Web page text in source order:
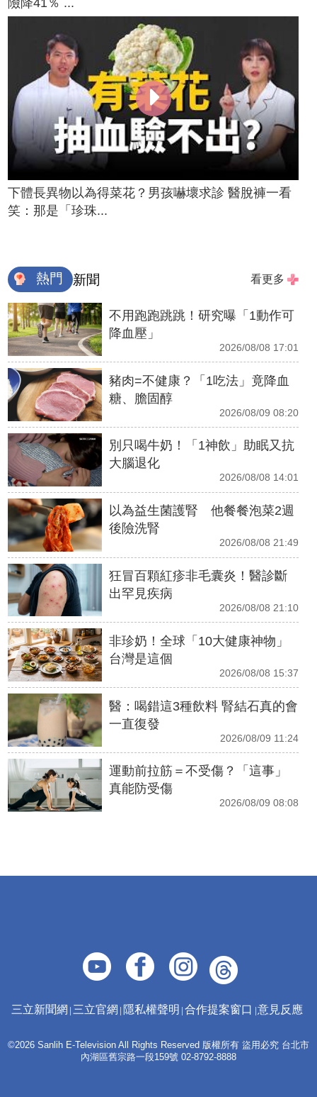
險降41％ ...
下體長異物以為得菜花？男孩嚇壞求診 醫脫褲一看
笑：那是「珍珠...
熱門 新聞 看更多
不用跑跑跳跳！研究曝「1動作可
降血壓」
2026/08/08 17:01
豬肉=不健康？「1吃法」竟降血
糖、膽固醇
2026/08/09 08:20
別只喝牛奶！「1神飲」助眠又抗
大腦退化
2026/08/08 14:01
以為益生菌護腎 他餐餐泡菜2週
後險洗腎
2026/08/08 21:49
狂冒百顆紅疹非毛囊炎！醫診斷
出罕見疾病
2026/08/08 21:10
非珍奶！全球「10大健康神物」
台灣是這個
2026/08/08 15:37
醫：喝錯這3種飲料 腎結石真的會
一直復發
2026/08/09 11:24
運動前拉筋＝不受傷？「這事」
真能防受傷
2026/08/09 08:08
三立新聞網 三立官網 隱私權聲明 合作提案窗口 意見反應
©2026 Sanlih E-Television All Rights Reserved 版權所有 盜用必究 台北市
內湖區舊宗路一段159號 02-8792-8888